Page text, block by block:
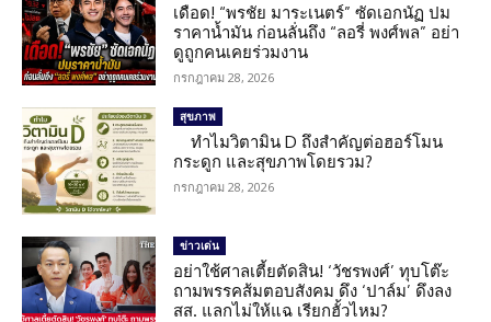
เดือด! “พรชัย มาระเนตร์” ซัดเอกนัฏ ปม
ราคาน้ำมัน ก่อนลั่นถึง “ลอรี่ พงศ์พล” อย่า
ดูถูกคนเคยร่วมงาน
กรกฎาคม 28, 2026
สุขภาพ
ทำไมวิตามิน D ถึงสำคัญต่อฮอร์โมน
กระดูก และสุขภาพโดยรวม?
กรกฎาคม 28, 2026
ข่าวเด่น
อย่าใช้ศาลเตี้ยตัดสิน! ‘วัชรพงศ์’ ทุบโต๊ะ
ถามพรรคส้มตอบสังคม ดึง ‘ปาล์ม’ ดึงลง
สส. แลกไม่ให้แฉ เรียกฮั้วไหม?